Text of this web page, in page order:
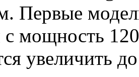
Первые
с мощность
увеличить